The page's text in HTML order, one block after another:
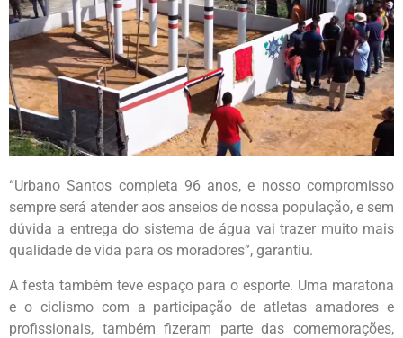
“Urbano Santos completa 96 anos, e nosso compromisso
sempre será atender aos anseios de nossa população, e sem
dúvida a entrega do sistema de água vai trazer muito mais
qualidade de vida para os moradores”, garantiu.
A festa também teve espaço para o esporte. Uma maratona
e o ciclismo com a participação de atletas amadores e
profissionais, também fizeram parte das comemorações,